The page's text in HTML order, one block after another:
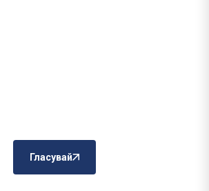
Гласувай